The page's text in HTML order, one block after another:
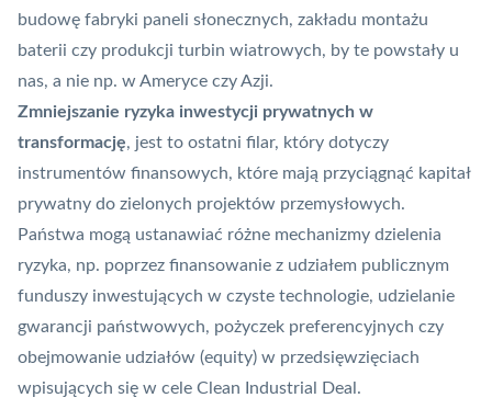
budowę fabryki paneli słonecznych, zakładu montażu
baterii czy produkcji turbin wiatrowych, by te powstały u
nas, a nie np. w Ameryce czy Azji.
Zmniejszanie ryzyka inwestycji prywatnych w
transformację, jest to ostatni filar, który dotyczy
instrumentów finansowych, które mają przyciągnąć kapitał
prywatny do zielonych projektów przemysłowych.
Państwa mogą ustanawiać różne mechanizmy dzielenia
ryzyka, np. poprzez finansowanie z udziałem publicznym
funduszy inwestujących w czyste technologie, udzielanie
gwarancji państwowych, pożyczek preferencyjnych czy
obejmowanie udziałów (equity) w przedsięwzięciach
wpisujących się w cele Clean Industrial Deal.